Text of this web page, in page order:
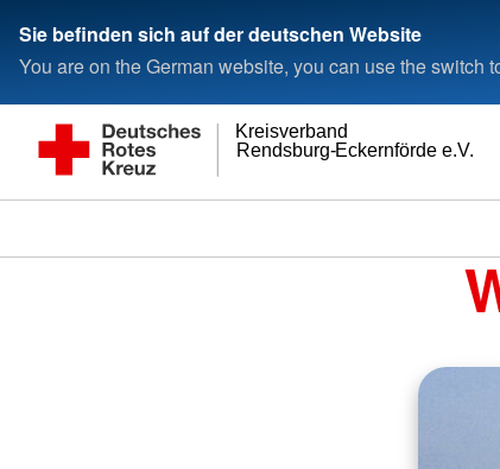
Sie befinden sich auf der deutschen Website
You are on the German website, you can use the switch
Rendsburg-Eckernförde e.V.
Kreisverband